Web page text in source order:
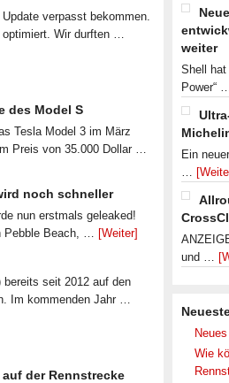
verpasst bekommen.
optimiert. Wir durften …
des Model S
Tesla Model 3 im März
Preis von 35.000 Dollar …
noch schneller
nun erstmals geleaked!
Pebble Beach, … [Weiter]
bereits seit 2012 auf den
Im kommenden Jahr …
der Rennstrecke
weiter
Shell hat
Power“
Ein
…
und …
Wie